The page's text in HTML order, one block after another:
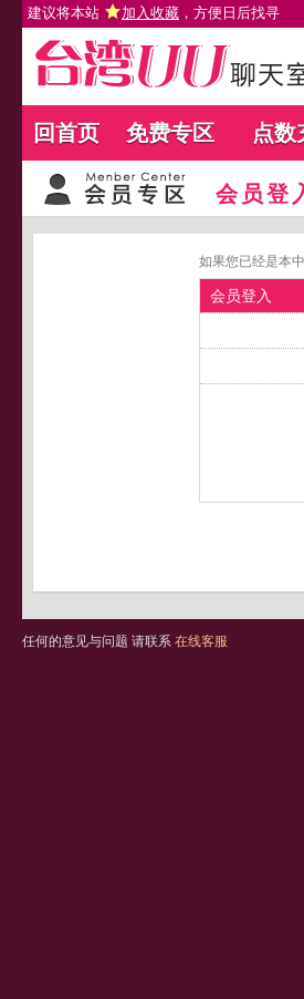
建议将本站 加入收藏 ，方便日后找寻
回首页 免费专区 点数
会员登
如果您已经是本
会员登入
任何的意见与问题 请联系 在线客服